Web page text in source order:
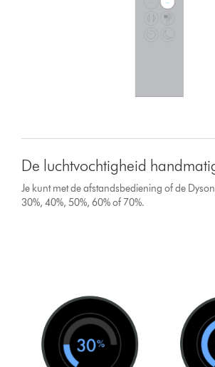
De luchtvochtigheid
Je kunt met de afstandsbediening of de
30%, 40%, 50%, 60% of 70%.